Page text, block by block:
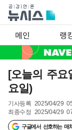
메인 랭
[오늘의 주요
요일)
기사등록 2025/04/29
최종수정 2025/04/29
구글에서 선호하는 매